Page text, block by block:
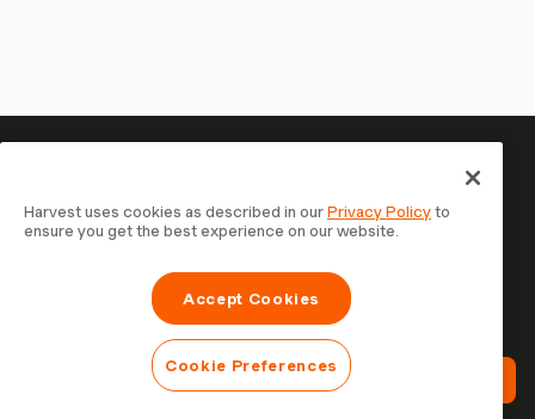
Votre temps mérite d'être suivi
— commencez maintenant
Rejoignez plus de 70 000 entreprises qui suivent leur
temps, facturent leurs clients et sont payées plus
rapidement avec Harvest. Essai gratuit, 30 secondes
Essayez Harvest Gratuitement
Harvest uses cookies as described in ourPrivacy Policyto
ensure you get the best experience on our website.
Accept Cookies
Cookie Preferences